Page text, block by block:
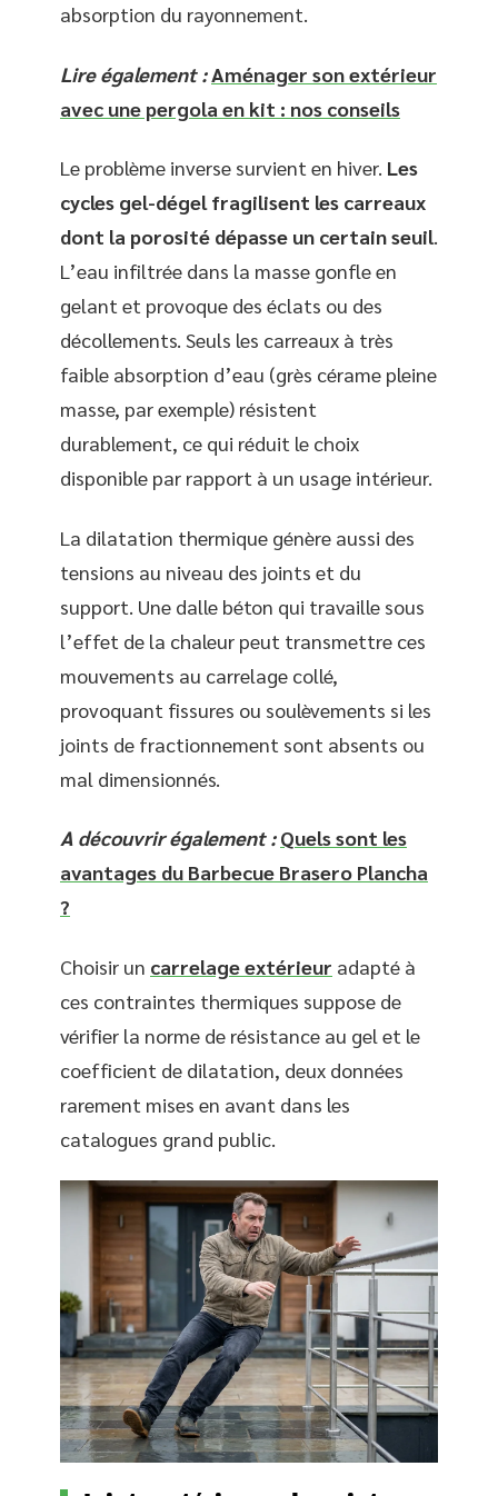
absorption du rayonnement.
Lire également : Aménager son extérieur
avec une pergola en kit : nos conseils
Le problème inverse survient en hiver. Les
cycles gel-dégel fragilisent les carreaux
dont la porosité dépasse un certain seuil.
L’eau infiltrée dans la masse gonfle en
gelant et provoque des éclats ou des
décollements. Seuls les carreaux à très
faible absorption d’eau (grès cérame pleine
masse, par exemple) résistent
durablement, ce qui réduit le choix
disponible par rapport à un usage intérieur.
La dilatation thermique génère aussi des
tensions au niveau des joints et du
support. Une dalle béton qui travaille sous
l’effet de la chaleur peut transmettre ces
mouvements au carrelage collé,
provoquant fissures ou soulèvements si les
joints de fractionnement sont absents ou
mal dimensionnés.
A découvrir également : Quels sont les
avantages du Barbecue Brasero Plancha
?
Choisir un carrelage extérieur adapté à
ces contraintes thermiques suppose de
vérifier la norme de résistance au gel et le
coefficient de dilatation, deux données
rarement mises en avant dans les
catalogues grand public.